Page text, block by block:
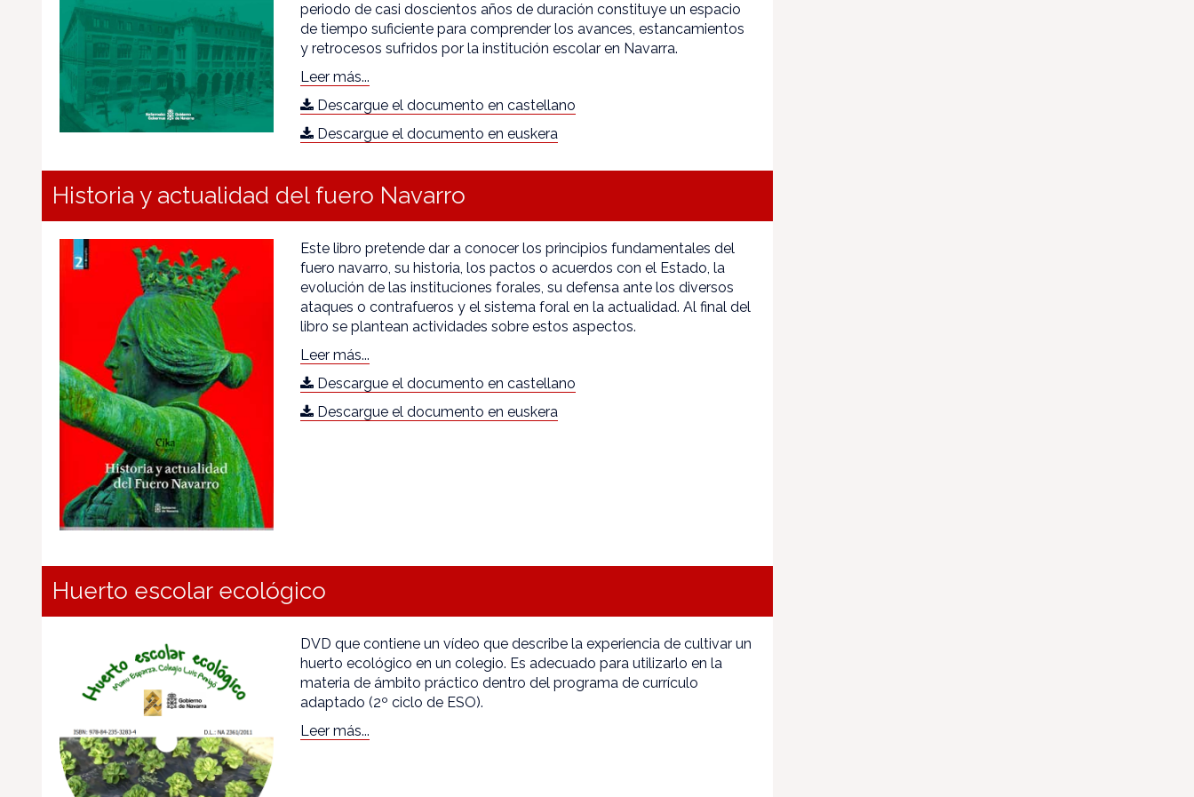
periodo de casi doscientos años de duración constituye un espacio
de tiempo suficiente para comprender los avances, estancamientos
y retrocesos sufridos por la institución escolar en Navarra.
Leer más...
Descargue el documento en castellano
Descargue el documento en euskera
Historia y actualidad del fuero Navarro
Este libro pretende dar a conocer los principios fundamentales del
fuero navarro, su historia, los pactos o acuerdos con el Estado, la
evolución de las instituciones forales, su defensa ante los diversos
ataques o contrafueros y el sistema foral en la actualidad. Al final del
libro se plantean actividades sobre estos aspectos.
Leer más...
Descargue el documento en castellano
Descargue el documento en euskera
Huerto escolar ecológico
DVD que contiene un vídeo que describe la experiencia de cultivar un
huerto ecológico en un colegio. Es adecuado para utilizarlo en la
materia de ámbito práctico dentro del programa de currículo
adaptado (2º ciclo de ESO).
Leer más...